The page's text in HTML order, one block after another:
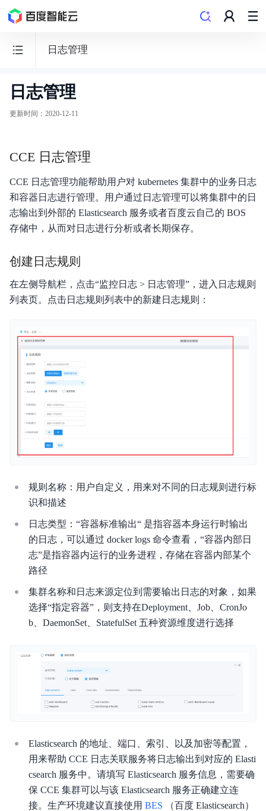
日志管理
容
器
CCE
功能发布记录
产品公告
产品描述
产品定价
快速入门
操作指南
典型实践
API_V2参考
常见问题
常用工具
日志管理
更新时间 ： 2020-12-11
CCE 日志管理
CCE 日志管理功能帮助用户对 kubernetes 集群中的业务日志
和容器日志进行管理。用户通过日志管理可以将集群中的日
志输出到外部的 Elasticsearch 服务或者百度云自己的 BOS
存储中，从而对日志进行分析或者长期保存。
创建日志规则
在左侧导航栏，点击“监控日志 > 日志管理”，进入日志规则
列表页。点击日志规则列表中的新建日志规则：
规则名称：用户自定义，用来对不同的日志规则进行标
识和描述
日志类型：“容器标准输出“ 是指容器本身运行时输出
的日志，可以通过 docker logs 命令查看，“容器内部日
志”是指容器内运行的业务进程，存储在容器内部某个
路径
集群名称和日志来源定位到需要输出日志的对象，如果
选择“指定容器”，则支持在Deployment、Job、CronJo
b、DaemonSet、StatefulSet 五种资源维度进行选择
Elasticsearch 的地址、端口、索引、以及加密等配置，
用来帮助 CCE 日志关联服务将日志输出到对应的 Elasti
csearch 服务中。请填写 Elasticsearch 服务信息，需要确
保 CCE 集群可以与该 Elasticsearch 服务正确建立连
接。生产环境建议直接使用 BES （百度 Elasticsearch）